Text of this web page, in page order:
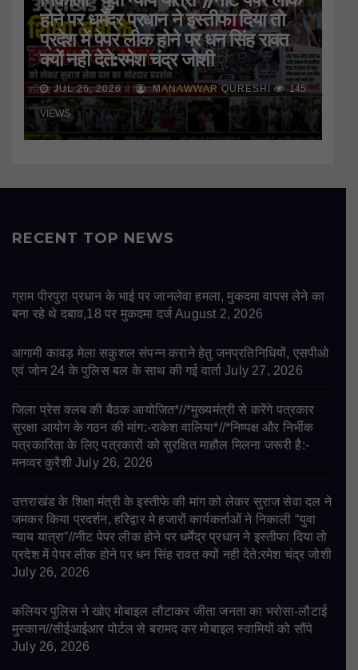
होने पर धर्मेंद्र प्रधान ने इस्तीफा दिया तो
प्रदेश में पेपर लीक होने पर धन सिंह रावत
क्यों नही देते:रमेश चंद्र जोशी
JUL 26, 2026 MANAWWAR QURESHI 145
VIEWS
RECENT TOP NEWS
ग्राम पीरपुरा प्रधान के भाई पर जानलेवा हमला, मुकदमा वापस लेने का
बना रहे थे दबाव,18 पर मुकदमा दर्ज August 2, 2026
आगामी कावड़ मेला सकुशल संपन्न कराने हेतु जनप्रतिनिधियों, एसपीओ
एवं जोन 24 के पुलिस बल के साथ की गई वार्ता July 27, 2026
जिला प्रेस क्लब की बैठक आयोजित*//*मुख्यमंत्री से करेंगे पत्रकार
सुरक्षा आयोग के गठन की मांग:-राकेश वालिया*//*निष्पक्ष और निर्भीक
पत्रकारिता के लिए पत्रकारों को सुरक्षित माहौल मिलना जरूरी है:-
मनव्वर कुरैशी July 26, 2026
उत्तराखंड के शिक्षा मंत्री के इस्तीफे की मांग को लेकर सुराज सेवा दल ने
जमकर किया प्रदर्शन, हरिद्वार मे हजारों कार्यकर्ताओं ने निकाली “युवा
न्याय यात्रा”//नीट पेपर लीक होने पर धर्मेंद्र प्रधान ने इस्तीफा दिया तो
प्रदेश में पेपर लीक होने पर धन सिंह रावत क्यों नही देते:रमेश चंद्र जोशी
July 26, 2026
कलियर पुलिस ने खोए मोबाइल लौटाकर जीता जनता का भरोसा-लौटाई
मुस्कान//सीईआईआर पोर्टल से बरामद कर मोबाइल स्वामियों को सौंपे
July 26, 2026